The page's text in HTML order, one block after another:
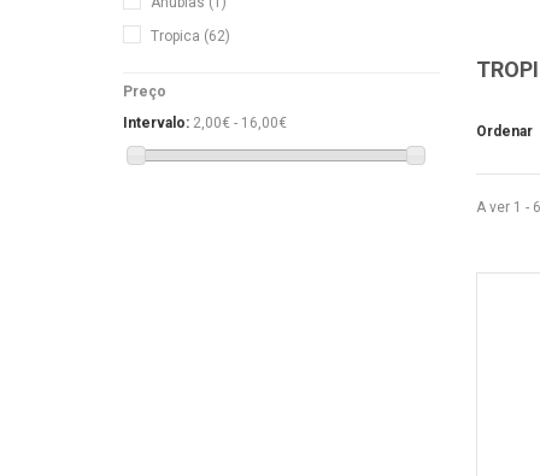
Ordenar
A ver 1 -
Tropica (62)
Preço
Intervalo: 2,00€ - 16,00€